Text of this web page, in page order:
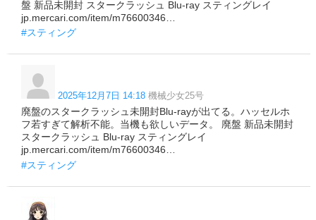
盤 新品未開封 スタークラッシュ Blu-ray スティングレイ
jp.mercari.com/item/m76600346…
#スティング
2025年12月7日 14:18 機械少女25号
廃盤のスタークラッシュ未開封Blu-rayが出てる。ハッセルホ
フ若すぎて解析不能。当機も欲しいデータ。 廃盤 新品未開封
スタークラッシュ Blu-ray スティングレイ
jp.mercari.com/item/m76600346…
#スティング